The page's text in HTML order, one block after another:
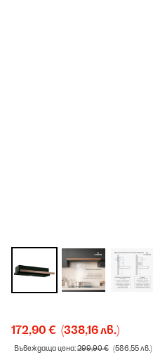
172,90 € (338,16 лв.)
Въвеждаща цена:299,90 € (586,55 лв.)